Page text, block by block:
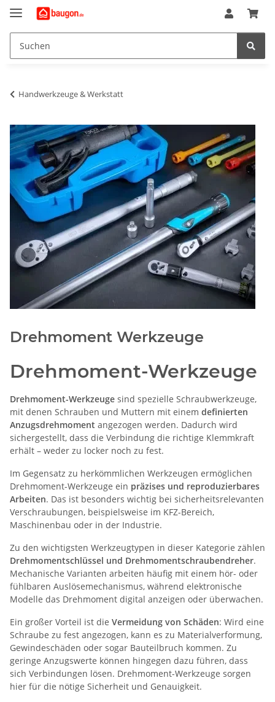
Handwerkzeuge & Werkstatt
Drehmoment Werkzeuge
Drehmoment-Werkzeuge
Drehmoment-Werkzeuge sind spezielle Schraubwerkzeuge,
mit denen Schrauben und Muttern mit einem definierten
Anzugsdrehmoment angezogen werden. Dadurch wird
sichergestellt, dass die Verbindung die richtige Klemmkraft
erhält – weder zu locker noch zu fest.
Im Gegensatz zu herkömmlichen Werkzeugen ermöglichen
Drehmoment-Werkzeuge ein präzises und reproduzierbares
Arbeiten. Das ist besonders wichtig bei sicherheitsrelevanten
Verschraubungen, beispielsweise im KFZ-Bereich,
Maschinenbau oder in der Industrie.
Zu den wichtigsten Werkzeugtypen in dieser Kategorie zählen
Drehmomentschlüssel und Drehmomentschraubendreher.
Mechanische Varianten arbeiten häufig mit einem hör- oder
fühlbaren Auslösemechanismus, während elektronische
Modelle das Drehmoment digital anzeigen oder überwachen.
Ein großer Vorteil ist die Vermeidung von Schäden: Wird eine
Schraube zu fest angezogen, kann es zu Materialverformung,
Gewindeschäden oder sogar Bauteilbruch kommen. Zu
geringe Anzugswerte können hingegen dazu führen, dass
sich Verbindungen lösen. Drehmoment-Werkzeuge sorgen
hier für die nötige Sicherheit und Genauigkeit.